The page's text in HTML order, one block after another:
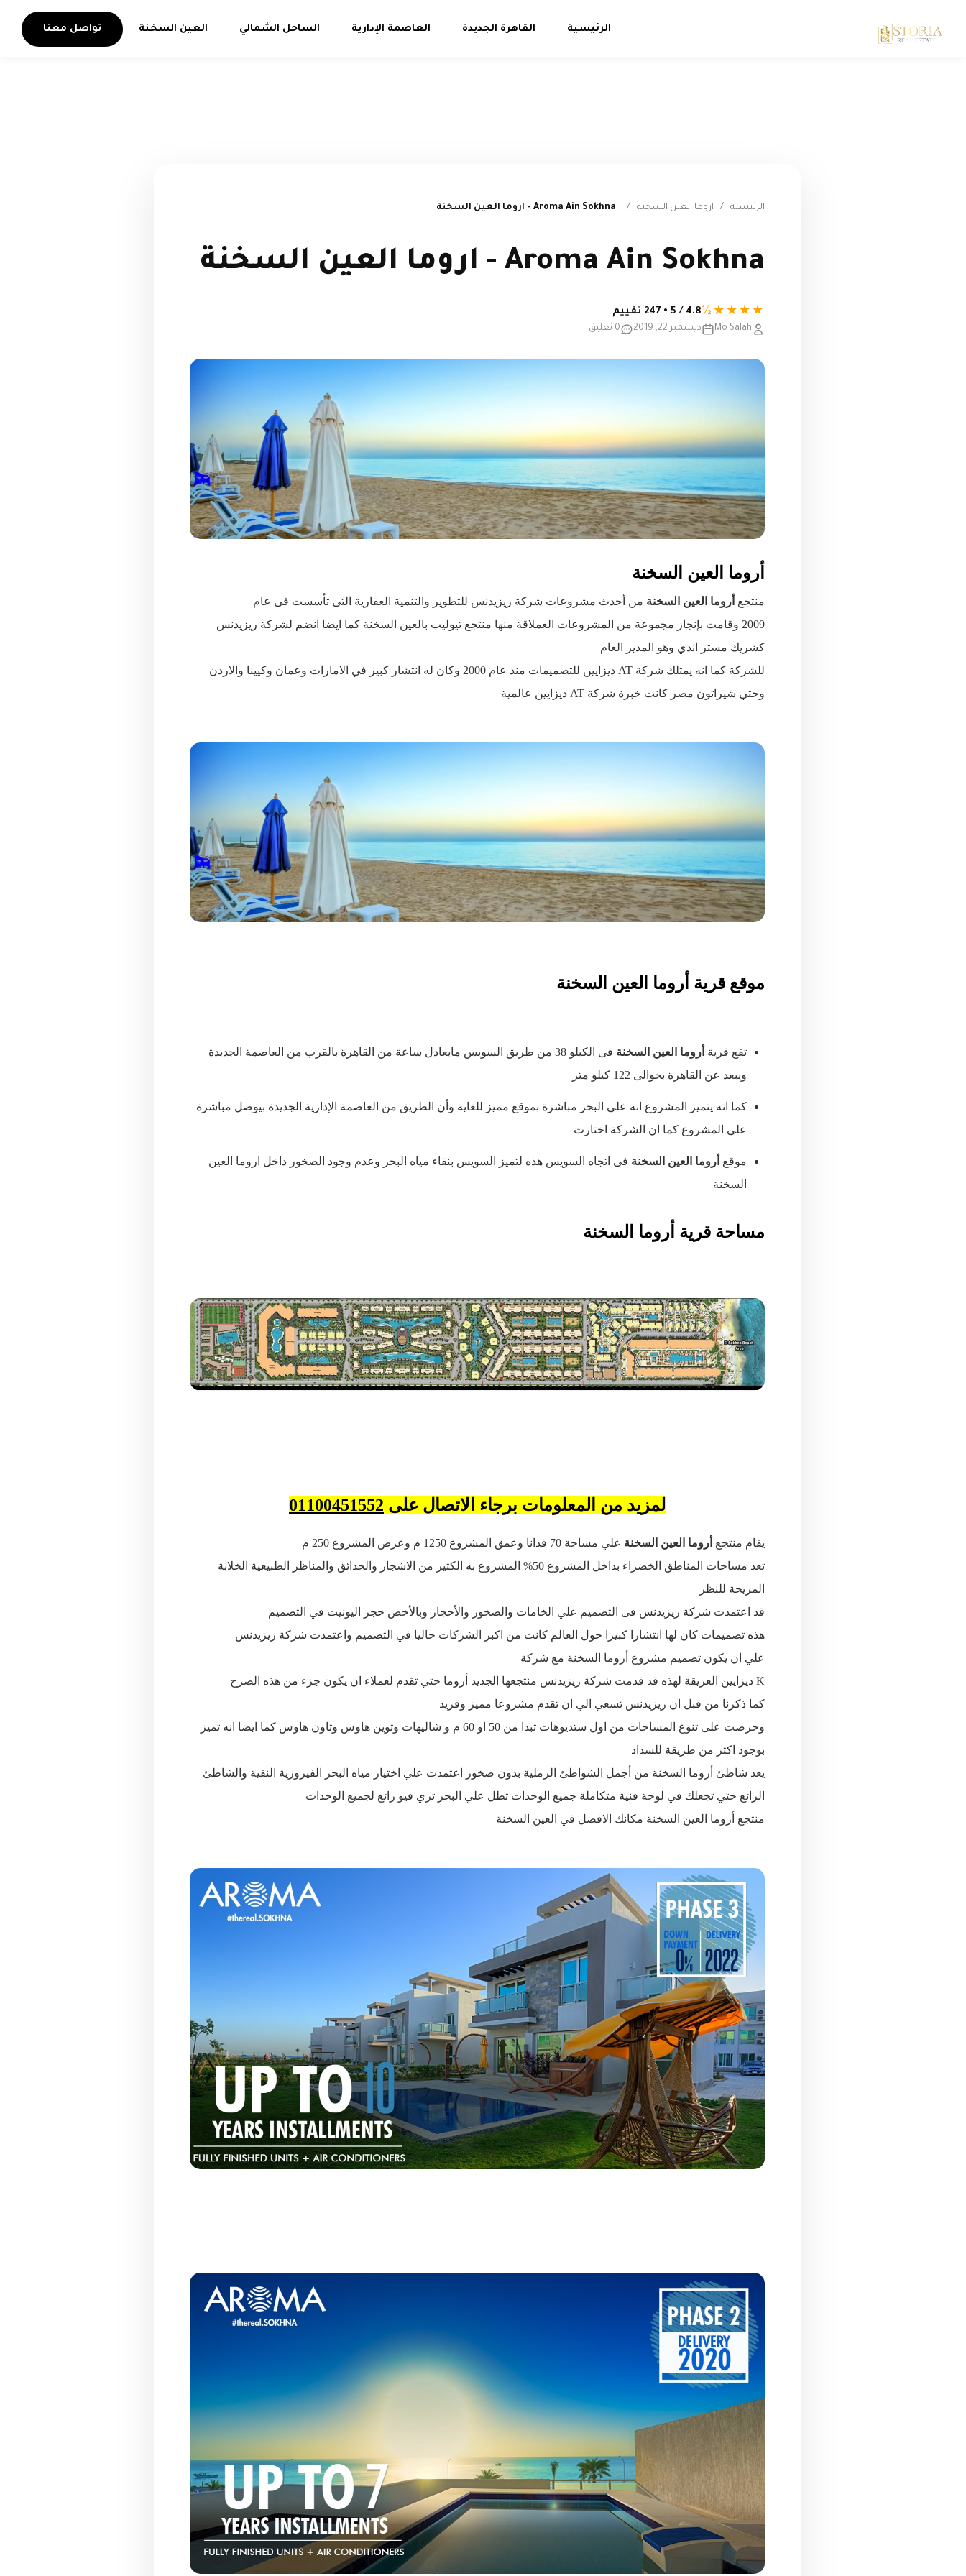
الرئيسية القاهرة الجديدة العاصمة الإدارية الساحل الشمالي العين السخنة تواصل معنا
الرئيسية / اروما العين السخنة / Aroma Ain Sokhna - اروما العين السخنة
Aroma Ain Sokhna - اروما العين السخنة
★★★★½4.8 / 5 • 247 تقييم
Mo Salah ديسمبر 22, 2019 0 تعليق
أروما العين السخنة
منتجع أروما العين السخنة من أحدث مشروعات شركة ريزيدنس للتطوير والتنمية العقارية التى تأسست فى عام
2009 وقامت بإنجاز مجموعة من المشروعات العملاقة منها منتجع تيوليب بالعين السخنة كما ايضا انضم لشركة ريزيدنس
كشريك مستر اندي وهو المدير العام
للشركة كما انه يمتلك شركة AT ديزايين للتصميمات منذ عام 2000 وكان له انتشار كبير في الامارات وعمان وكيينا والاردن
وحتي شيراتون مصر كانت خبرة شركة AT ديزايين عالمية
موقع قرية أروما العين السخنة
تقع قرية أروما العين السخنة
فى الكيلو 38 من طريق السويس مايعادل ساعة من القاهرة بالقرب من العاصمة الجديدة
ويبعد عن القاهرة بحوالى 122 كيلو متر
كما انه يتميز المشروع انه علي البحر مباشرة بموقع مميز للغاية وأن الطريق من العاصمة الإدارية الجديدة بيوصل مباشرة
علي المشروع كما ان الشركة اختارت
موقع أروما العين السخنة فى اتجاه السويس هذه لتميز السويس بنقاء مياه البحر وعدم وجود الصخور داخل اروما العين
السخنة
مساحة قرية أروما السخنة
لمزيد من المعلومات برجاء الاتصال على 01100451552
يقام منتجع أروما العين السخنة علي مساحة 70 فدانا وعمق المشروع 1250 م وعرض المشروع 250 م
تعد مساحات المناطق الخضراء بداخل المشروع 50% المشروع به الكثير من الاشجار والحدائق والمناظر الطبيعية الخلابة
المريحة للنظر
قد اعتمدت شركة ريزيدنس فى التصميم علي الخامات والصخور والأحجار وبالأخص حجر اليونيت في التصميم
هذه تصميمات كان لها انتشارا كبيرا حول العالم كانت من اكبر الشركات حاليا في التصميم واعتمدت شركة ريزيدنس
علي ان يكون تصميم مشروع أروما السخنة مع شركة
K ديزايين العريقة لهذه قد قدمت شركة ريزيدنس منتجعها الجديد أروما حتي تقدم لعملاء ان يكون جزء من هذه الصرح
كما ذكرنا من قبل ان ريزيدنس تسعي الي ان تقدم مشروعا مميز وفريد
وحرصت على تنوع المساحات من اول ستديوهات تبدا من 50 او 60 م و شاليهات وتوين هاوس وتاون هاوس كما ايضا انه تميز
بوجود اكثر من طريقة للسداد
يعد شاطئ أروما السخنة من أجمل الشواطئ الرملية بدون صخور اعتمدت علي اختيار مياه البحر الفيروزية النقية والشاطئ
الرائع حتي تجعلك في لوحة فنية متكاملة جميع الوحدات تطل علي البحر تري فيو رائع لجميع الوحدات
منتجع أروما العين السخنة مكانك الافضل في العين السخنة